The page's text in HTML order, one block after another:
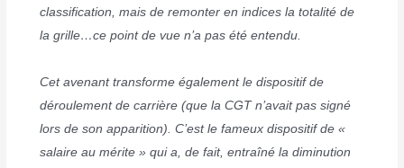
classification, mais de remonter en indices la totalité de
la grille…ce point de vue n’a pas été entendu.
Cet avenant transforme également le dispositif de
déroulement de carrière (que la CGT n’avait pas signé
lors de son apparition). C’est le fameux dispositif de «
salaire au mérite » qui a, de fait, entraîné la diminution